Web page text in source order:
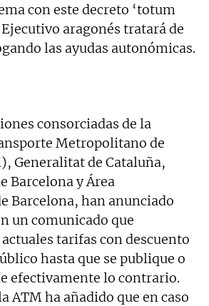
con este decreto ‘totum
aragonés tratará de
las ayudas autonómicas.
consorciadas de la
Metropolitano de
Generalitat de Cataluña,
Barcelona y Área
Barcelona, han anunciado
un comunicado que
tarifas con descuento
hasta que se publique o
efectivamente lo contrario.
ATM ha añadido que en caso